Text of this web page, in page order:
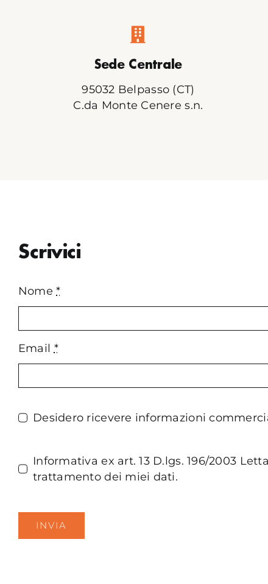
Sede Centrale
95032 Belpasso (CT)
C.da Monte Cenere s.n.
Scrivici
Nome*
Email *
Desidero ricevere informazioni
Informativa ex art. 13 D.lgs. 196/2003
trattamento dei miei dati.
INVIA